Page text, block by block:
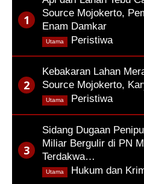
Source Mojokerto,
Enam Damkar
Peristiwa
Utama
Kebakaran Lahan
Source Mojokerto,
Peristiwa
Utama
Sidang Dugaan
Miliar Bergulir di PN
Terdakwa…
Hukum dan
Utama